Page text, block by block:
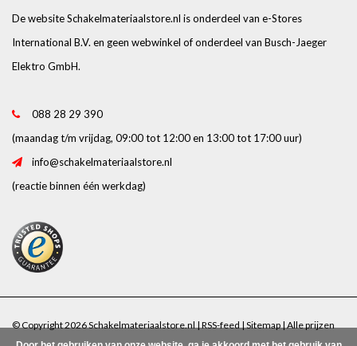
De website Schakelmateriaalstore.nl is onderdeel van e-Stores
International B.V. en geen webwinkel of onderdeel van Busch-Jaeger
Elektro GmbH.
088 28 29 390
(maandag t/m vrijdag, 09:00 tot 12:00 en 13:00 tot 17:00 uur)
info@schakelmateriaalstore.nl
(reactie binnen één werkdag)
© Copyright 2026 Schakelmateriaalstore.nl | RSS-feed | Sitemap | Alle prijzen